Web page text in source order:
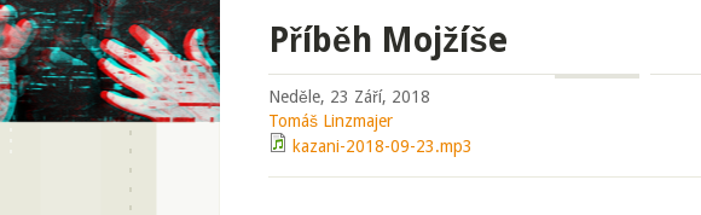
Příběh Mojžíše
Neděle, 23 Září, 2018
Tomáš Linzmajer
kazani-2018-09-23.mp3